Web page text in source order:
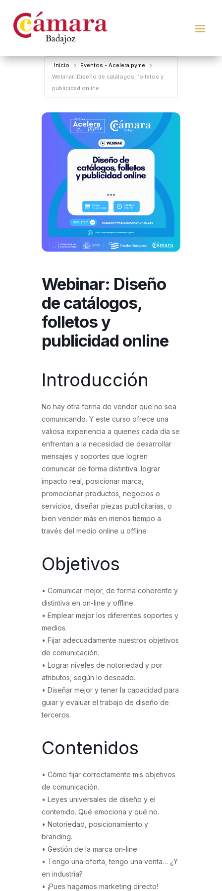
Inicio
Eventos - Acelera pyme
Webinar: Diseño de catálogos, folletos y
publicidad online
Webinar: Diseño
de catálogos,
folletos y
publicidad online
Introducción
No hay otra forma de vender que no sea
comunicando. Y este curso ofrece una
valiosa experiencia a quienes cada día se
enfrentan a la necesidad de desarrollar
mensajes y soportes que logren
comunicar de forma distintiva: lograr
impacto real, posicionar marca,
promocionar productos, negocios o
servicios, diseñar piezas publicitarias, o
bien vender más en menos tiempo a
través del medio online u offline
Objetivos
• Comunicar mejor, de forma coherente y
distintiva en on-line y offline.
• Emplear mejor los diferentes soportes y
medios.
• Fijar adecuadamente nuestros objetivos
de comunicación.
• Lograr niveles de notoriedad y por
atributos, según lo deseado.
• Diseñar mejor y tener la capacidad para
guiar y evaluar el trabajo de diseño de
terceros.
Contenidos
• Cómo fijar correctamente mis objetivos
de comunicación.
• Leyes universales de diseño y el
contenido. Qué emociona y qué no.
• Notoriedad, posicionamiento y
branding.
• Gestión de la marca on-line.
• Tengo una oferta, tengo una venta… ¿Y
en industria?
• ¡Pues hagamos marketing directo!